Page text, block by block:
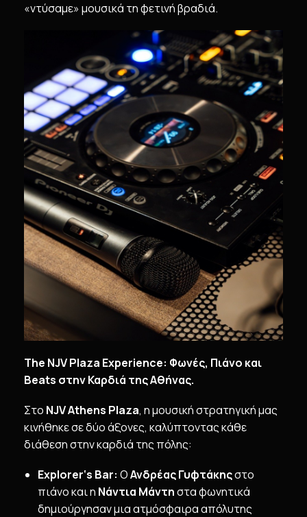
«ντύσαμε» μουσικά τη φετινή βραδιά.
The NJVPlaza Experience: Φωνές, Πιάνο και
Beats στην Καρδιά της Αθήνας.
Στο NJVAthens Plaza, η μουσική στρατηγική μας
κινήθηκε σε δύο άξονες, καλύπτοντας κάθε
διάθεση στην καρδιά της πόλης:
Explorer‘s Bar: ΟΑνδρέας Γυφτάκηςστο
πιάνο και η Νάντια Μάντηστα φωνητικά
δημιούργησαν μια ατμόσφαιρα απόλυτης